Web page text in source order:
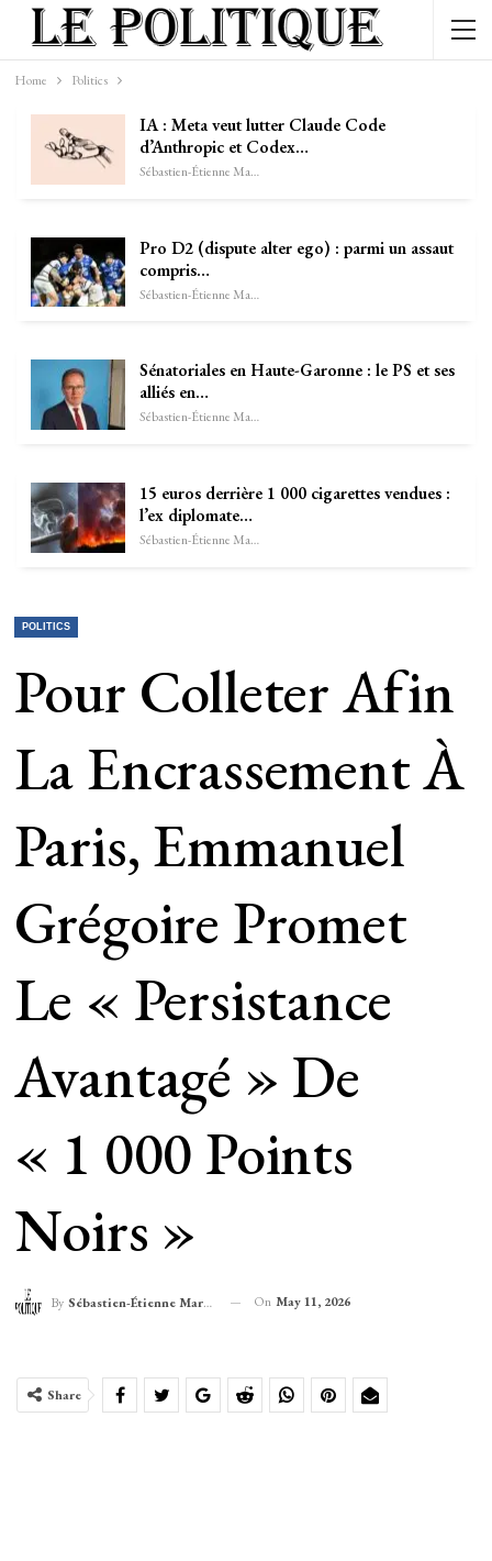
Home Politics
IA : Meta veut lutter Claude Code
d’Anthropic et Codex…
Sébastien-Étienne Marechal
Pro D2 (dispute alter ego) : parmi un assaut
compris…
Sébastien-Étienne Marechal
Sénatoriales en Haute-Garonne : le PS et ses
alliés en…
Sébastien-Étienne Marechal
15 euros derrière 1 000 cigarettes vendues :
l’ex diplomate…
Sébastien-Étienne Marechal
POLITICS
Pour Colleter Afin
La Encrassement À
Paris, Emmanuel
Grégoire Promet
Le « Persistance
Avantagé » De
« 1 000 Points
Noirs »
By Sébastien-Étienne Marechal On May 11, 2026
Share